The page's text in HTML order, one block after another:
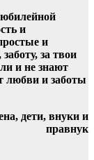
и
и
за твои
и не знают
любви и заботы
дети, внуки и
правнук